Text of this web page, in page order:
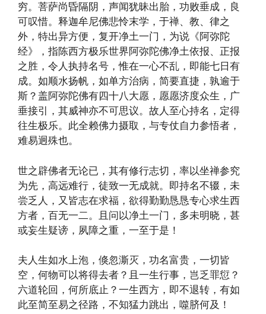
穷。菩萨尚昏隔阴，声闻犹昧出胎，功败垂成，良
可叹惜。释迦牟尼佛悲怜末学，于禅、教、律之
外，特出异方便，复开净土一门，为说《阿弥陀
经》，指陈西方极乐世界阿弥陀佛净土依报、正报
之胜，令人执持名号，惟在一心不乱，即能七日有
成。如顺水扬帆，如单方治病，简要直捷，孰逾于
斯？盖阿弥陀佛有四十八大愿，愿愿济度众生，广
垂接引，其威神亦不可思议。故人至心持名，定得
往生极乐。此全赖佛力摄取，与专仗自力参悟者，
难易迥殊也。
世之辟佛者无论已，其有修行志切，率以坐禅参究
为先，高远难行，徒致一无成就。即持名不辍，未
尝乏人，又皆志在求福，欲得勤勤恳恳专心求生西
方者，百无一二。且问以净土一门，多未明晓，甚
或妄生疑谤，夙障之重，一至于是！
夫人生如水上泡，倏忽澌灭，功名富贵，一切皆
空，何物可以将得去者？且一生行事，岂乏罪愆？
六道轮回，何所底止？一生西方，即不退转，有如
此至简至易之径路，不知猛力跳出，噬脐何及！